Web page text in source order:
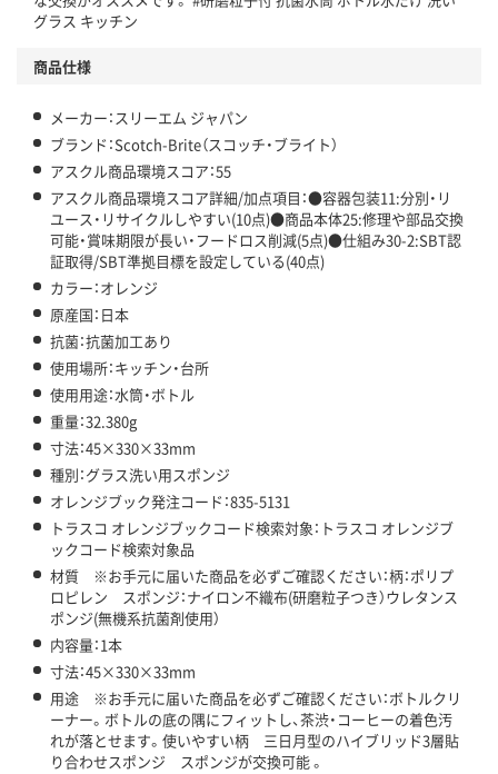
グラス キッチン
商品仕様
メーカー：スリーエム ジャパン
ブランド：Scotch-Brite（スコッチ・ブライト）
アスクル商品環境スコア：55
アスクル商品環境スコア詳細/加点項目：●容器包装11:分別・リ
ユース・リサイクルしやすい(10点)●商品本体25:修理や部品交換
可能・賞味期限が長い・フードロス削減(5点)●仕組み30-2:SBT認
証取得/SBT準拠目標を設定している(40点)
カラー：オレンジ
原産国：日本
抗菌：抗菌加工あり
使用場所：キッチン・台所
使用用途：水筒・ボトル
重量：32.380g
寸法：45×330×33mm
種別：グラス洗い用スポンジ
オレンジブック発注コード：835-5131
トラスコ オレンジブックコード検索対象：トラスコ オレンジブ
ックコード検索対象品
材質 ※お手元に届いた商品を必ずご確認ください：柄：ポリプ
ロピレン スポンジ：ナイロン不織布(研磨粒子つき）ウレタンス
ポンジ(無機系抗菌剤使用）
内容量：1本
寸法：45×330×33mm
用途 ※お手元に届いた商品を必ずご確認ください：ボトルクリ
ーナー。ボトルの底の隅にフィットし、茶渋・コーヒーの着色汚
れが落とせます。使いやすい柄 三日月型のハイブリッド3層貼
り合わせスポンジ スポンジが交換可能 。